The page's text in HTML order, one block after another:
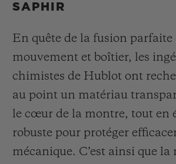
SAPHIR
En quête de la fusion parfaite
mouvement et boîtier, les
chimistes de Hublot ont
au point un matériau
le cœur de la montre, tout en
robuste pour protéger
mécanique. C’est ainsi que